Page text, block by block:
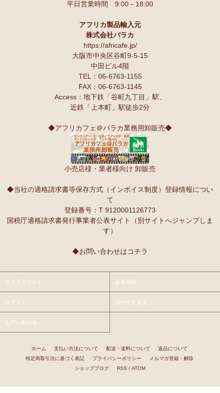
天然石ソープストーン オブジェ カバ絵皿
アフリカンキーホルダー バッグチャーム
リカ雑貨コーナー新入荷！
ティンガティンガ・アート～ロングサイズ（縦長・横長）
10/10：ティンガティンガ・アート～Lサイズの作品 新入荷！作家
名ごとに2つのカテゴリーでご紹介します
開催決定！【特別企画】ティンガティンガ・アーティスト
に弟子入り体験ワークショップ
〈1日コース〉〈2日コース〉 参加予約受付中！
レギュラーカラー半袖シャツ～キテンゲ◇ハイクオリティ
【MOTTAINAI】～もったいない～カシューナッツ ワケあ
り 賞味期限間近セール！
【予約開始】ティンガティンガ・カレンダー『ティンガテ
テンゲ◇ハイクオリティ◇で仕立てた新作登場！
◇で仕立てた新作登場！『ニッポンの技×アフリカの色』
手彫り金細工ジュエリー 新入荷！～ザンジバル金職人のハ
こんにちは。昨夜コーヒーとカシューナッツを受け取りました。
でカリカリとしてローストの感じもよく豆本来の甘みもあり、とても
夫も私もナッツ類が大好きで、食べだしたら止まりません。
Ｏさまより キテンゲ オトナのステテコパンツへのご感想
生地が薄く涼しい。動きやすい。履きやすい。
小学一年の授業で、世界の民話を読もうということで、『しんぞうと
ひげ』を読ませてもらいました。
クラスで読み聞かせをすると、子ども達の笑顔があっと言う間に満開
顔を見合わせて笑う子ども、お腹を抱えて笑う子ども、面白すぎる
ー！と声をあげて笑う子ども、、、
Ｓさまより ティンガティンガ・アートへのご感想
先日購入させて頂いた絵は大変気にいっています。
また、ダウディのほかの作品を紹介して頂き、ありがとうございま
す。他にも2点気になる作品があります。
アフリカらしいデザインで素敵です。形もいいけど、色も素敵！
今着けているネックレスと合わせて2つを重ねづけを楽しみます！
Ｙさまより 紅茶アフリカンプライドへのご感想
ミルクティーで飲むとすごく美味しいです。
Ｋさまより ■初めての方限定■全国送料無料■カフェアフリ
カ・バラカへのご感想
平日営業時間 9:00－18:00
アフリカ製品輸入元
株式会社バラカ
https://africafe.jp/
大阪市中央区谷町9-5-15
中田ビル4階
TEL：06-6763-1155
FAX：06-6763-1145
Access：地下鉄「谷町九丁目」駅、
近鉄「上本町」駅徒歩2分
◆アフリカフェ＠バラカ業務用卸販売◆
小売店様・業者様向け 卸販売
◆当社の適格請求書等保存方式（インボイス制度）登録情報につい
て
登録番号：T 9120001126773
国税庁適格請求書発行事業者公表サイト（別サイトへジャンプしま
す）
◆お問い合わせはコチラ
マイアカウント 会員登録
ログイン カートを見る
お問い合わせ
ホーム / 支払い方法について / 配送・送料について / 返品について
/
特定商取引法に基づく表記 / プライバシーポリシー / メルマガ登録・解除 /
ショップブログ / RSS / ATOM